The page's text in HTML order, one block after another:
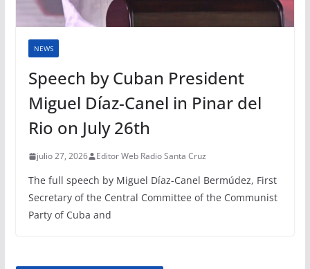
NEWS
Speech by Cuban President
Miguel Díaz-Canel in Pinar del
Rio on July 26th
julio 27, 2026 Editor Web Radio Santa Cruz
The full speech by Miguel Díaz-Canel Bermúdez, First
Secretary of the Central Committee of the Communist
Party of Cuba and